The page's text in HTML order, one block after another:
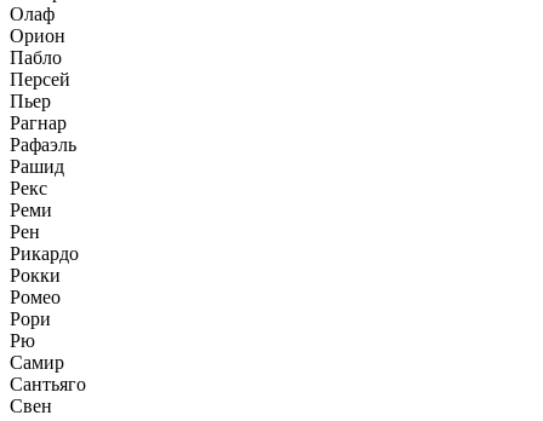
Олаф
Орион
Пабло
Персей
Пьер
Рагнар
Рафаэль
Рашид
Рекс
Реми
Рен
Рикардо
Рокки
Ромео
Рори
Рю
Самир
Сантьяго
Свен